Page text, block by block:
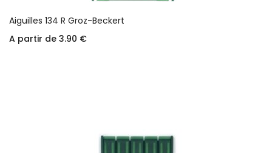
Aiguilles 134 R Groz-Beckert
A partir de 3.90 €